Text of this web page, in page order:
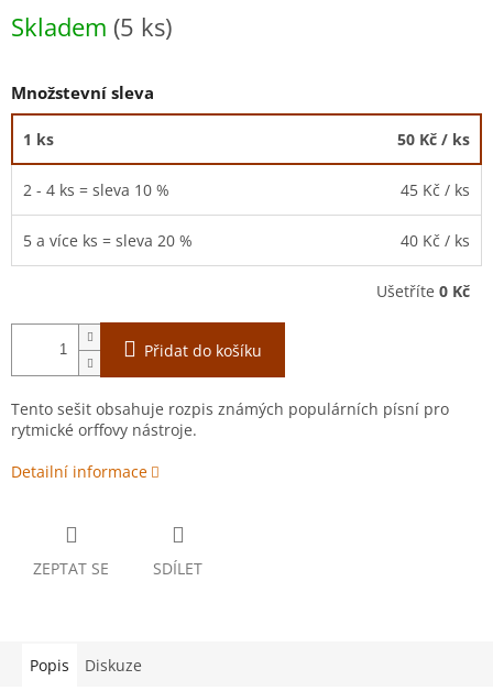
cena:
Skladem (5 ks)
Množstevní sleva
1 ks 50 Kč / ks
2 - 4 ks = sleva 10 % 45 Kč / ks
5 a více ks = sleva 20 % 40 Kč / ks
Ušetříte 0 Kč
Přidat do košíku
Tento sešit obsahuje rozpis známých populárních písní pro
rytmické orffovy nástroje.
Detailní informace
ZEPTAT SE SDÍLET
Popis Diskuze